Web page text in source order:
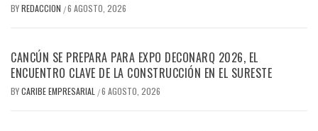
BYREDACCION /6 AGOSTO, 2026
CANCÚN SE PREPARA PARA EXPO DECONARQ 2026, EL
ENCUENTRO CLAVE DE LA CONSTRUCCIÓN EN EL SURESTE
BYCARIBE EMPRESARIAL /6 AGOSTO, 2026